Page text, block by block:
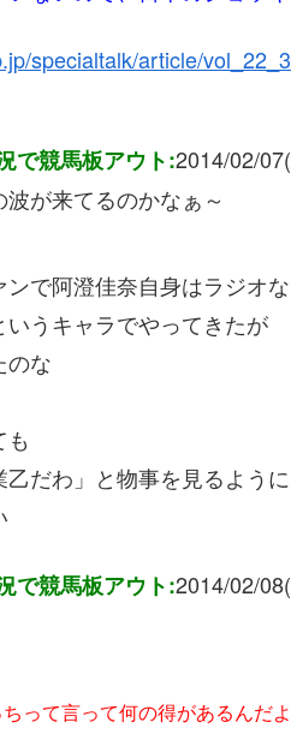
specialtalk/article/
で競馬板アウト:2014/02/
が来てるのかなぁ～
で阿澄佳奈自身はラジオな
うキャラでやってきたが
のな
乙だわ」と物事を見るよう
で競馬板アウト:2014/02/
って言って何の得があるんだ